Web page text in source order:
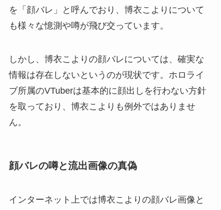
を「顔バレ」と呼んでおり、博衣こよりについて
も様々な憶測や噂が飛び交っています。
しかし、博衣こよりの顔バレについては、確実な
情報は存在しないというのが現状です。ホロライ
ブ所属のVTuberは基本的に顔出しを行わない方針
を取っており、博衣こよりも例外ではありませ
ん。
顔バレの噂と流出画像の真偽
インターネット上では博衣こよりの顔バレ画像と